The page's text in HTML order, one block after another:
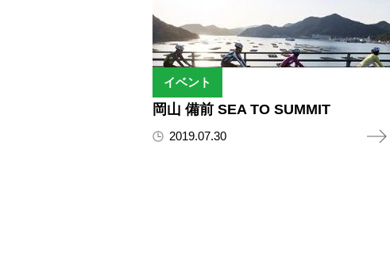
イベント
岡山 備前 SEA TO SUMMIT
2019.07.30